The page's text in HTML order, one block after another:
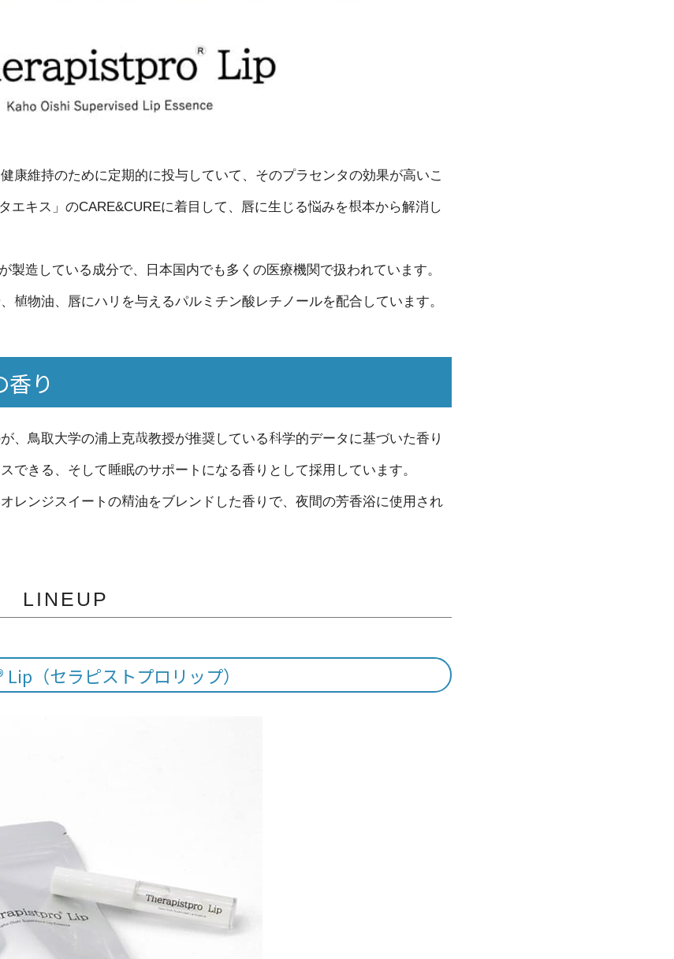
康維持のために定期的に投与していて、そのプラセンタの効果が高いこ
エキス」のCARE&CUREに着目して、唇に生じる悩みを根本から解消し
製造している成分で、日本国内でも多くの医療機関で扱われています。
植物油、唇にハリを与えるパルミチン酸レチノールを配合しています。
り
、鳥取大学の浦上克哉教授が推奨している科学的データに基づいた香り
できる、そして睡眠のサポートになる香りとして採用しています。
レンジスイートの精油をブレンドした香りで、夜間の芳香浴に使用され
LINEUP
（セラピストプロリップ）